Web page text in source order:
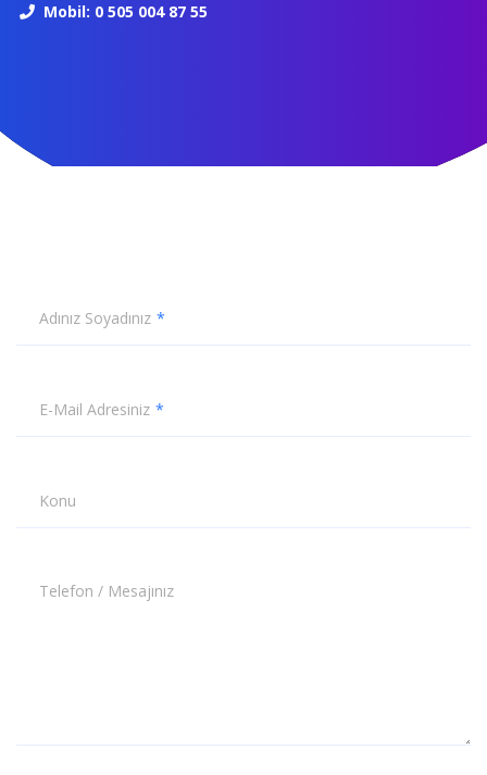
Mobil: 0 505 004 87 55
Adınız Soyadınız
E-Mail Adresiniz
Konu
Telefon / Mesajınız